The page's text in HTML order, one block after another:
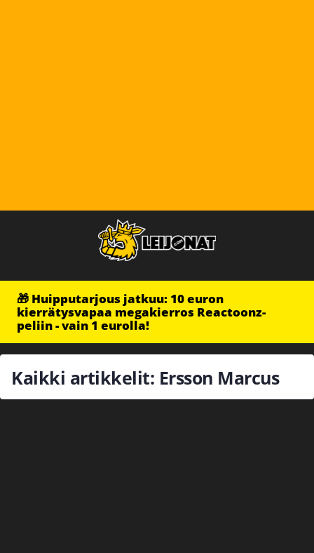
🎁 Huipputarjous jatkuu: 10 euron
kierrätysvapaa megakierros Reactoonz-
peliin - vain 1 eurolla!
Kaikki artikkelit: Ersson Marcus